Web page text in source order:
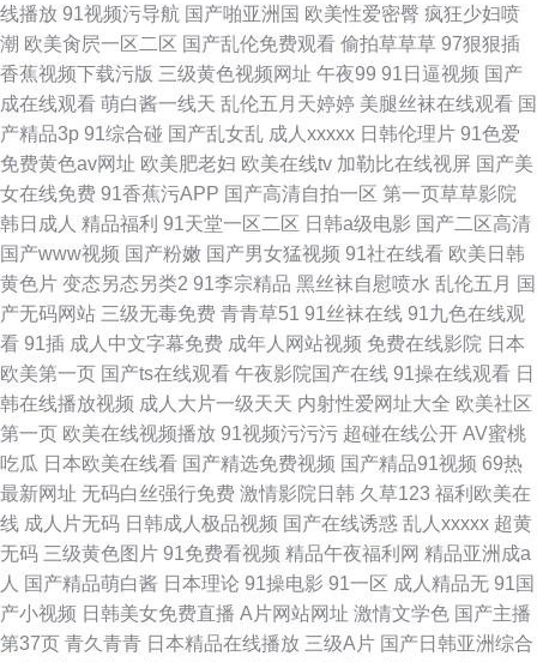
线播放 91视频污导航 国产啪亚洲国 欧美性爱密臀 疯狂少妇喷
潮 欧美肏屄一区二区 国产乱伦免费观看 偷拍草草草 97狠狠插
香蕉视频下载污版 三级黄色视频网址 午夜99 91日逼视频 国产
成在线观看 萌白酱一线天 乱伦五月天婷婷 美腿丝袜在线观看 国
产精品3p 91综合碰 国产乱女乱 成人xxxxx 日韩伦理片 91色爱
免费黄色av网址 欧美肥老妇 欧美在线tv 加勒比在线视屏 国产美
女在线免费 91香蕉污APP 国产高清自拍一区 第一页草草影院
韩日成人 精品福利 91天堂一区二区 日韩a级电影 国产二区高清
国产www视频 国产粉嫩 国产男女猛视频 91社在线看 欧美日韩
黄色片 变态另态另类2 91李宗精品 黑丝袜自慰喷水 乱伦五月 国
产无码网站 三级无毒免费 青青草51 91丝袜在线 91九色在线观
看 91插 成人中文字幕免费 成年人网站视频 免费在线影院 日本
欧美第一页 国产ts在线观看 午夜影院国产在线 91操在线观看 日
韩在线播放视频 成人大片一级天天 内射性爱网址大全 欧美社区
第一页 欧美在线视频播放 91视频污污污 超碰在线公开 AV蜜桃
吃瓜 日本欧美在线看 国产精选免费视频 国产精品91视频 69热
最新网址 无码白丝强行免费 激情影院日韩 久草123 福利欧美在
线 成人片无码 日韩成人极品视频 国产在线诱惑 乱人xxxxx 超黄
无码 三级黄色图片 91免费看视频 精品午夜福利网 精品亚洲成a
人 国产精品萌白酱 日本理论 91操电影 91一区 成人精品无 91国
产小视频 日韩美女免费直播 A片网站网址 激情文学色 国产主播
第37页 青久青青 日本精品在线播放 三级A片 国产日韩亚洲综合